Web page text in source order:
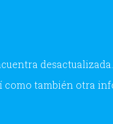
como también otra